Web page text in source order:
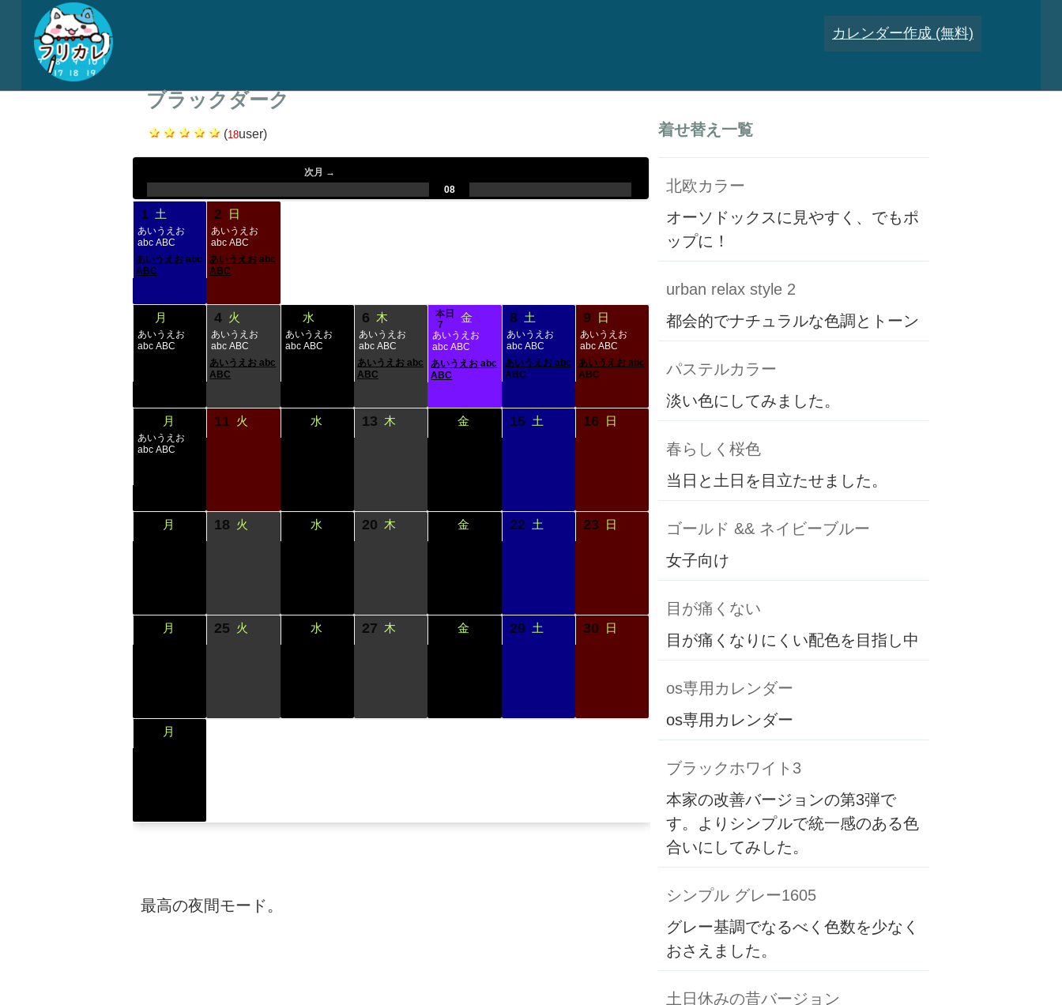
カレンダー作成 (無料)
ブラックダーク
(18user)
次月 →
08
1 土
あいうえお
abc ABC
あいうえお abc
ABC
2 日
あいうえお
abc ABC
あいうえお abc
ABC
月
あいうえお
abc ABC
4 火
あいうえお
abc ABC
あいうえお abc
ABC
水
あいうえお
abc ABC
6 木
あいうえお
abc ABC
あいうえお abc
ABC
本日
7
金
あいうえお
abc ABC
あいうえお abc
ABC
8 土
あいうえお
abc ABC
あいうえお abc
ABC
9 日
あいうえお
abc ABC
あいうえお abc
ABC
月
あいうえお
abc ABC
11 火 水 13 木 金 15 土 16 日
月 18 火 水 20 木 金 22 土 23 日
月 25 火 水 27 木 金 29 土 30 日
月
最高の夜間モード。
着せ替え一覧
北欧カラー
オーソドックスに見やすく、でもポ
ップに！
urban relax style 2
都会的でナチュラルな色調とトーン
パステルカラー
淡い色にしてみました。
春らしく桜色
当日と土日を目立たせました。
ゴールド && ネイビーブルー
女子向け
目が痛くない
目が痛くなりにくい配色を目指し中
os専用カレンダー
os専用カレンダー
ブラックホワイト3
本家の改善バージョンの第3弾で
す。よりシンプルで統一感のある色
合いにしてみした。
シンプル グレー1605
グレー基調でなるべく色数を少なく
おさえました。
土日休みの昔バージョン